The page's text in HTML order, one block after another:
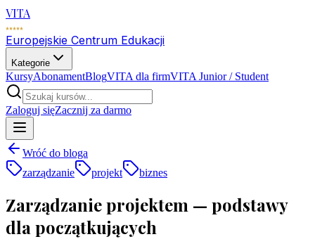
VITA
Europejskie Centrum Edukacji
Kategorie
KursyAbonamentBlogVITA dla firmVITA Junior / Student
Zaloguj sięZacznij za darmo
Wróć do bloga
zarządzanie
projekt biznes
Zarządzanie projektem — podstawy
dla początkujących